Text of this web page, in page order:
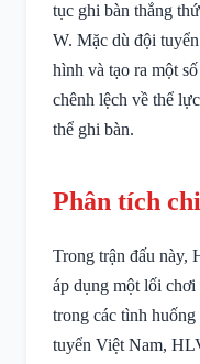
tục ghi bàn thắng
W. Mặc dù đội
hình và tạo ra một
chênh lệch về thể
thể ghi bàn.
Phân tích
Trong trận đấu này,
áp dụng một lối
trong các tình
tuyển Việt Nam,